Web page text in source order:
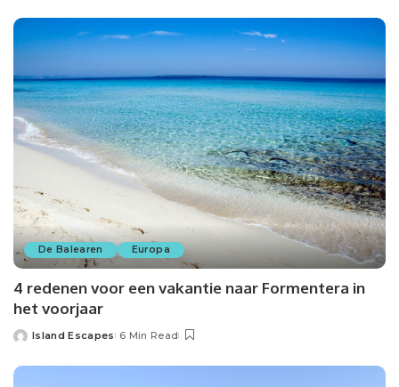
De Balearen Europa
4 redenen voor een vakantie naar Formentera in
het voorjaar
Posted
Island Escapes 6 Min Read